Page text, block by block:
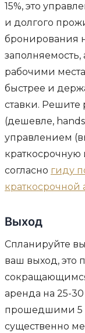
15%, это
и долгого
бронирования
рабочими
быстрее и
ставки.
(дешевле,
управлением
краткосрочную
согласно гиду
краткосрочной
Выход
Спланируйте
ваш выход, это
аренда на 25-
прошедшими 5
существенно